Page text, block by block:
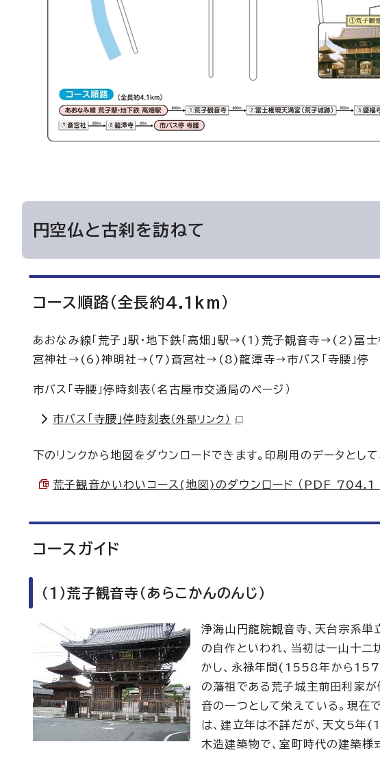
円空仏と古刹を訪ねて
コース順路(全長約4.1km)
あおなみ線「荒子」駅・地下鉄「高畑」駅→(1)荒子観音寺
宮神社→(6)神明社→(7)斎宮社→(8)龍潭寺→市バス「寺腰」停
市バス「寺腰」停時刻表（名古屋市交通局のページ）
市バス「寺腰」停時刻表 （外部リンク）
下のリンクから地図をダウンロードできます。印刷用のデータとして
荒子観音かいわいコース(地図)のダウンロード （PDF 704.1
コースガイド
（1）荒子観音寺（あらこかんのんじ）
浄海山円龍院観音寺、天台宗系
の自作といわれ、当初は一山十二
かし、永禄年間(1558年から
の藩祖である荒子城主前田利家が
音の一つとして栄えている。現在
は、建立年は不詳だが、天文5年
木造建築物で、室町時代の建築様